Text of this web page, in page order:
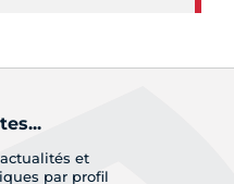
et
par profil